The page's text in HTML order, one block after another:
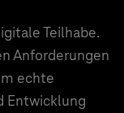
Teilhabe.
Anforderungen
echte
Entwicklung